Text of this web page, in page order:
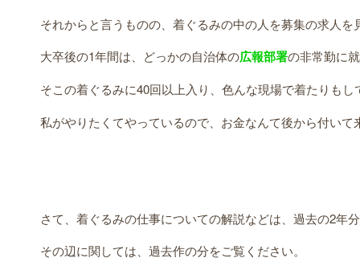
それからと言うものの、着ぐるみの中の人を募集の求人
大卒後の1年間は、どっかの自治体の広報部署の非常勤に
そこの着ぐるみに40回以上入り、色んな現場で着たりもし
私がやりたくてやっているので、お金なんて後から付いて
さて、着ぐるみの仕事についての解説などは、過去の2年
その辺に関しては、過去作の分をご覧ください。